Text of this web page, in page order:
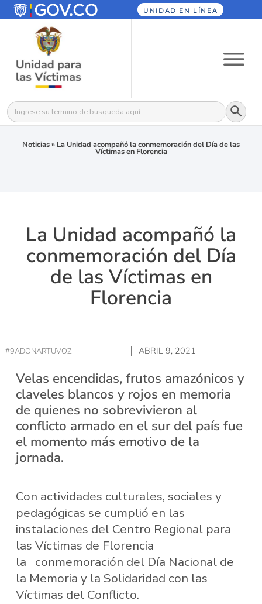
UNIDAD EN LÍNEA
Buscar: Botón
Noticias» La Unidad acompañó la conmemoración del Día de las
Víctimas en Florencia
La Unidad acompañó la
conmemoración del Día
de las Víctimas en
Florencia
#9ADONARTUVOZ ABRIL 9, 2021
Velas encendidas, frutos amazónicos y
claveles blancos y rojos en memoria
de quienes no sobrevivieron al
conflicto armado en el sur del país fue
el momento más emotivo de la
jornada.
Con actividades culturales, sociales y
pedagógicas se cumplió en las
instalaciones del Centro Regional para
las Víctimas de Florencia
la conmemoración del Día Nacional de
la Memoria y la Solidaridad con las
Víctimas del Conflicto.